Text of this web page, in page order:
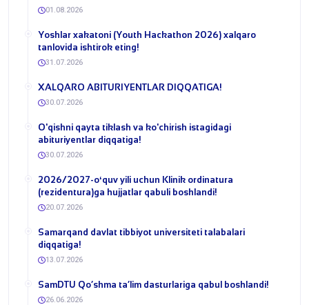
01.08.2026
Yoshlar xakatoni (Youth Hackathon 2026) xalqaro
tanlovida ishtirok eting!
31.07.2026
​XALQARO ABITURIYENTLAR DIQQATIGA!
30.07.2026
​O'qishni qayta tiklash va ko'chirish istagidagi
abituriyentlar diqqatiga!
30.07.2026
​2026/2027-oʻquv yili uchun Klinik ordinatura
(rezidentura)ga hujjatlar qabuli boshlandi!
20.07.2026
Samarqand davlat tibbiyot universiteti talabalari
diqqatiga!
13.07.2026
​SamDTU Qo‘shma ta’lim dasturlariga qabul boshlandi!
26.06.2026